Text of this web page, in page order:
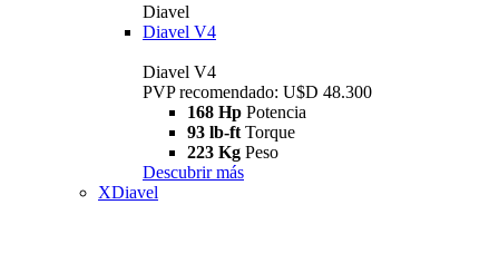
Diavel
Diavel V4
Diavel V4
PVP recomendado: U$D 48.300
168 Hp Potencia
93 lb-ft Torque
223 Kg Peso
Descubrir más
XDiavel